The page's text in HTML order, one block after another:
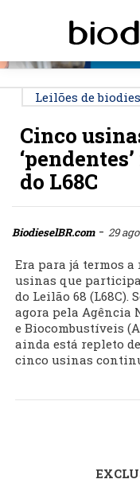
Leilões de
Cinco
do L68C
BiodieselBR.com- 29
Era para já termos
usinas que
do Leilão 68 (L68C).
agora pela Agência
e Biocombustíveis
ainda está repleto
cinco usinas